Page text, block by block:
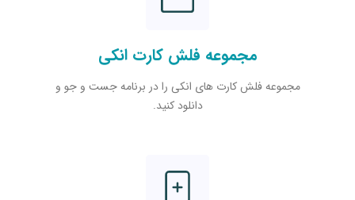
مجموعه فلش کارت انکی
مجموعه فلش کارت های انکی را در برنامه جست و جو و
دانلود کنید.